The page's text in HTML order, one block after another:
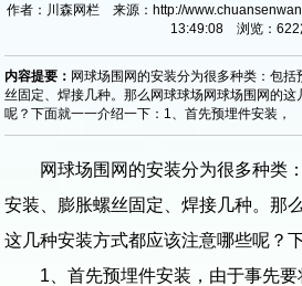
作者：川森网栏 来源：http://
13:49:08 浏览： 622
内容提要： 网球场围网的安装分为很多种类：包
丝固定、焊接几种。那么网球球场网球场围网的
呢？下面就一一介绍一下：1、首先预埋件安装，
网球场围网的安装分为很多种类：
安装、膨胀螺丝固定、焊接几种。那
这几种安装方式都应该注意哪些呢？
1、首先预埋件安装，由于事先要